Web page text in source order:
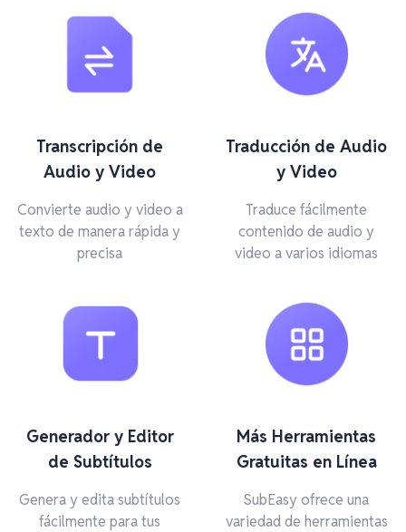
Transcripción de
Audio y Video
Convierte audio y video a
texto de manera rápida y
precisa
Traducción de Audio
y Video
Traduce fácilmente
contenido de audio y
video a varios idiomas
Generador y Editor
de Subtítulos
Genera y edita subtítulos
fácilmente para tus
Más Herramientas
Gratuitas en Línea
SubEasy ofrece una
variedad de herramientas